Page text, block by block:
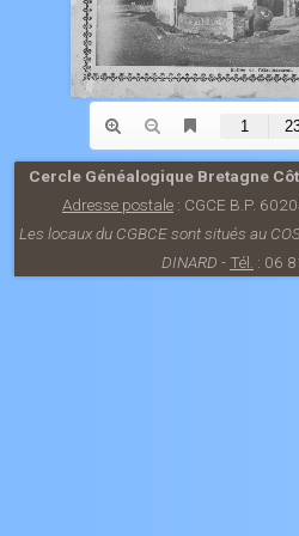
Cercle Généalogique Bretagne
Adresse postale : CGCE B.P.
Les locaux du CGBCE sont situés au
DINARD - Tél. : 06